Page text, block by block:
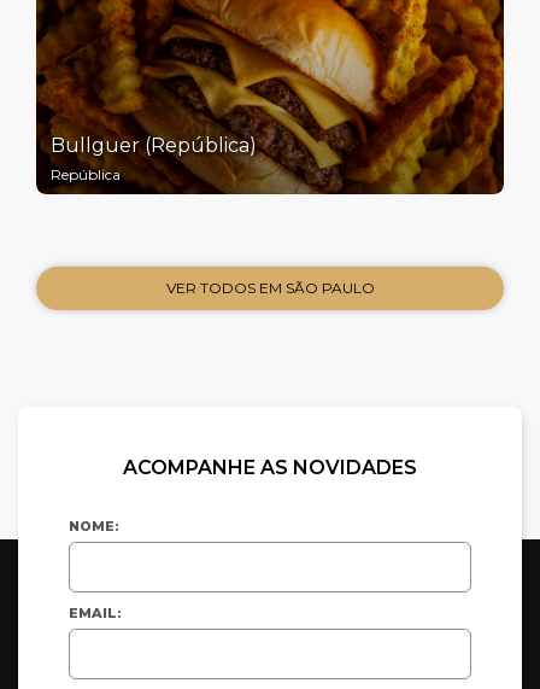
Bullguer (República)
República
VER TODOS EM SÃO PAULO
ACOMPANHE AS NOVIDADES
NOME:
EMAIL: